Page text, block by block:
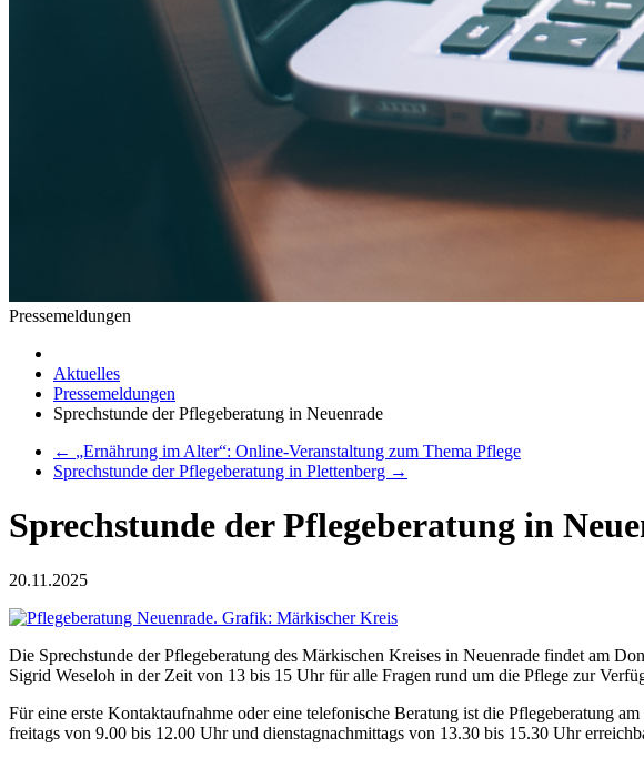
Pressemeldungen
Aktuelles
Pressemeldungen
Sprechstunde der Pflegeberatung in Neuenrade
← „Ernährung im Alter“: Online-Veranstaltung zum Thema Pflege
Sprechstunde der Pflegeberatung in Plettenberg →
Sprechstunde der Pflegeberatung in
20.11.2025
Die Sprechstunde der Pflegeberatung des Märkischen Kreises in Neuenrade findet am
Sigrid Weseloh in der Zeit von 13 bis 15 Uhr für alle Fragen rund um die Pflege zur
Für eine erste Kontaktaufnahme oder eine telefonische Beratung ist die Pflegeberatung
freitags von 9.00 bis 12.00 Uhr und dienstagnachmittags von 13.30 bis 15.30 Uhr